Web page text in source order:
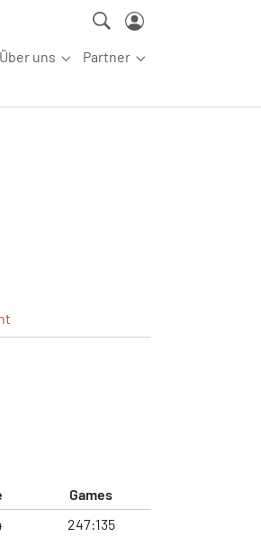
Fortbildung"
for "Angebot"
Über uns
Submenu for "Über uns"
Partner
Submenu for
Games
247:135